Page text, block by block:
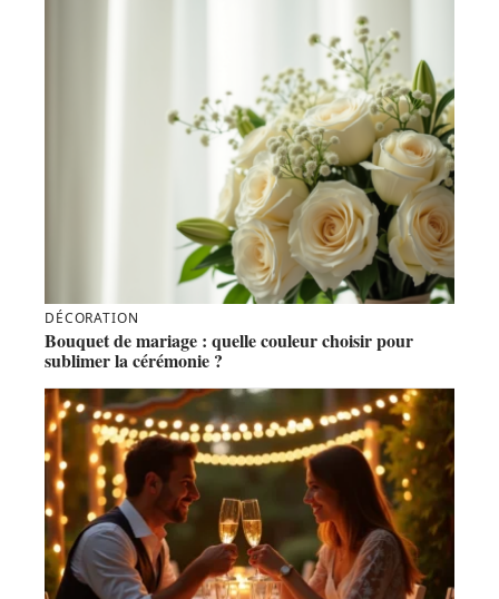
DÉCORATION
Bouquet de mariage : quelle couleur choisir pour
sublimer la cérémonie ?